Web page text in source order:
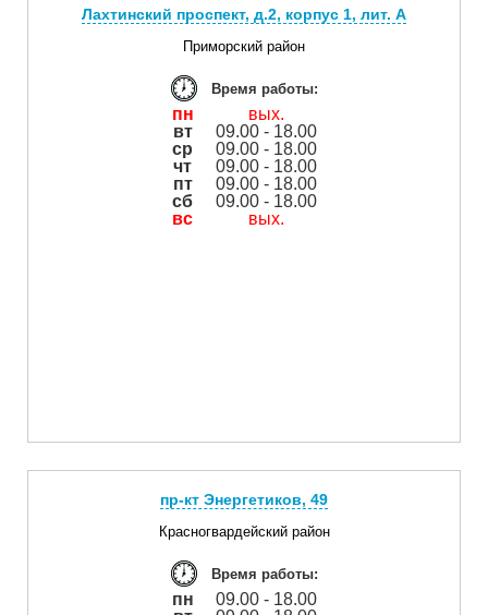
Лахтинский проспект, д.2, корпус 1, лит. А
Приморский район
Время работы:
пн
вых.
вт
09.00 - 18.00
ср
09.00 - 18.00
чт
09.00 - 18.00
пт
09.00 - 18.00
сб
09.00 - 18.00
вс
вых.
пр-кт Энергетиков, 49
Красногвардейский район
Время работы:
пн
09.00 - 18.00